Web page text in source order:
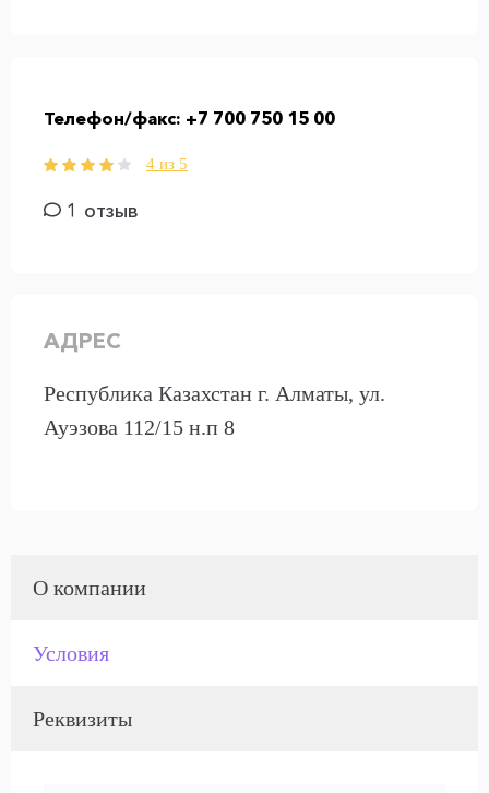
Телефон/факс: +7 700 750 15 00
4 из 5
1 отзыв
АДРЕС
Республика Казахстан г. Алматы, ул.
Ауэзова 112/15 н.п 8
О компании
Условия
Реквизиты